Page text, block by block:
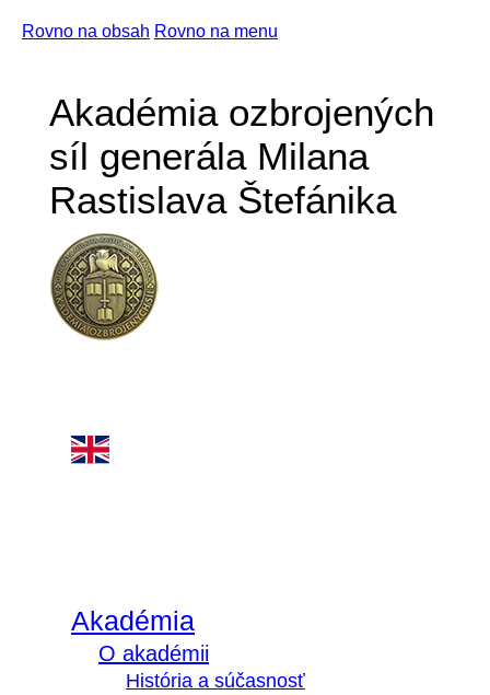
Rovno na obsah Rovno na menu
Akadémia ozbrojených
síl generála Milana
Rastislava Štefánika
Akadémia
O akadémii
História a súčasnosť